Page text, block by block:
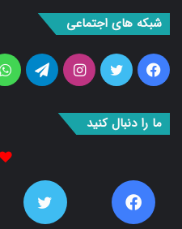
شبکه های اجتماعی
فیس
توییتر اینستاگرامتلگرام
ما را دنبال کنید